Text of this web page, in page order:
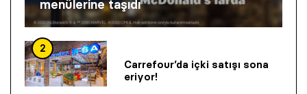
menülerine taşıdı
2
Carrefour’da içki satışı sona
eriyor!